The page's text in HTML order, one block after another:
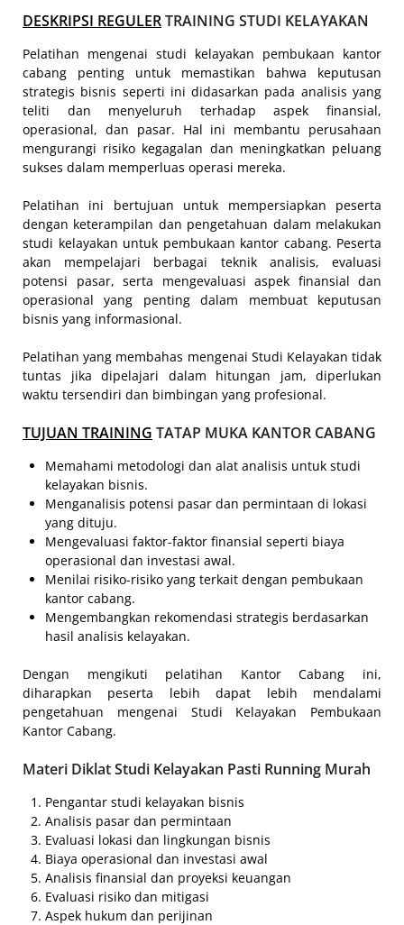
DESKRIPSI REGULERTRAINING STUDI KELAYAKAN
Pelatihan mengenai studi kelayakan pembukaan kantor
cabang penting untuk memastikan bahwa keputusan
strategis bisnis seperti ini didasarkan pada analisis yang
teliti dan menyeluruh terhadap aspek finansial,
operasional, dan pasar. Hal ini membantu perusahaan
mengurangi risiko kegagalan dan meningkatkan peluang
sukses dalam memperluas operasi mereka.
Pelatihan ini bertujuan untuk mempersiapkan peserta
dengan keterampilan dan pengetahuan dalam melakukan
studi kelayakan untuk pembukaan kantor cabang. Peserta
akan mempelajari berbagai teknik analisis, evaluasi
potensi pasar, serta mengevaluasi aspek finansial dan
operasional yang penting dalam membuat keputusan
bisnis yang informasional.
Pelatihan yang membahas mengenai Studi Kelayakan tidak
tuntas jika dipelajari dalam hitungan jam, diperlukan
waktu tersendiri dan bimbingan yang profesional.
TUJUAN TRAINING TATAP MUKA KANTOR CABANG
Memahami metodologi dan alat analisis untuk studi
kelayakan bisnis.
Menganalisis potensi pasar dan permintaan di lokasi
yang dituju.
Mengevaluasi faktor-faktor finansial seperti biaya
operasional dan investasi awal.
Menilai risiko-risiko yang terkait dengan pembukaan
kantor cabang.
Mengembangkan rekomendasi strategis berdasarkan
hasil analisis kelayakan.
Dengan mengikuti pelatihan Kantor Cabang ini,
diharapkan peserta lebih dapat lebih mendalami
pengetahuan mengenai Studi Kelayakan Pembukaan
Kantor Cabang.
Materi Diklat Studi Kelayakan Pasti Running Murah
Pengantar studi kelayakan bisnis
Analisis pasar dan permintaan
Evaluasi lokasi dan lingkungan bisnis
Biaya operasional dan investasi awal
Analisis finansial dan proyeksi keuangan
Evaluasi risiko dan mitigasi
Aspek hukum dan perijinan